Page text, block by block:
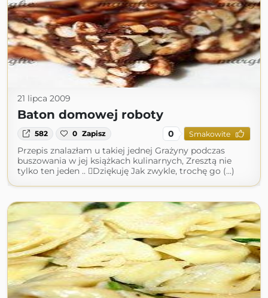
21 lipca 2009
Baton domowej roboty
582 0 Zapisz 0 Smakowite
Przepis znalazłam u takiej jednej Grażyny podczas
buszowania w jej książkach kulinarnych, Zresztą nie
tylko ten jeden .. Dziękuję Jak zwykle, trochę go (...)